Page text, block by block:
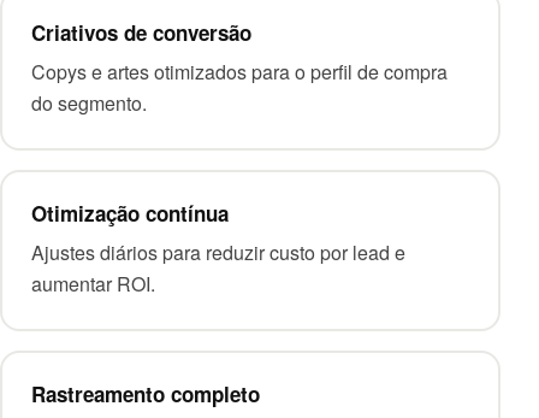
Criativos de conversão
Copys e artes otimizados para o perfil de compra
do segmento.
Otimização contínua
Ajustes diários para reduzir custo por lead e
aumentar ROI.
Rastreamento completo